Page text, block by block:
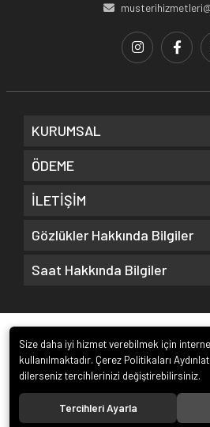
KURUMSAL
ÖDEME
İLETİŞİM
Gözlükler Hakkında Bilgiler
Saat Hakkında Bilgiler
Size daha iyi hizmet verebilmek için
kullanılmaktadır. Çerez Politikaları
dilerseniz tercihlerinizi değiştirebilirsiniz.
Tercihleri Ayarla